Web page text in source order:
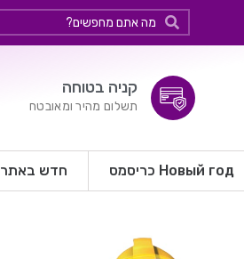
קניה בטוחה
תשלום מהיר ומאובטח
Новый год כריסמס חדש באתר